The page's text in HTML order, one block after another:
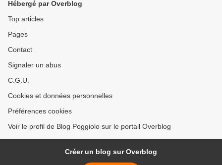
Hébergé par Overblog
Top articles
Pages
Contact
Signaler un abus
C.G.U.
Cookies et données personnelles
Préférences cookies
Voir le profil de Blog Poggiolo sur le portail Overblog
Créer un blog sur Overblog